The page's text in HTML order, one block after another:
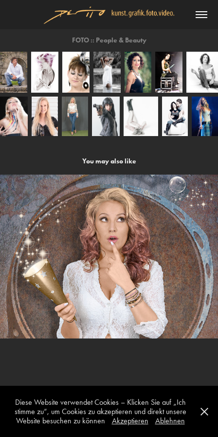
FOTO :: People & Beauty
You may also like
test
2019
Diese Website verwendet Cookies – Klicken Sie auf „Ich
stimme zu“, um Cookies zu akzeptieren und direkt unsere
Website besuchen zu können
Akzeptieren Ablehnen